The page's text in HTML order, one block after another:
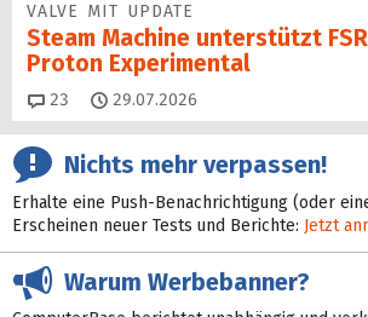
VALVE MIT UPDATE
Steam Machine unterstützt
Proton Experimental
23 Kommentare
29.07.2026
Nichts mehr verpassen!
Erhalte eine Push-Benachrichtigung (oder
Erscheinen neuer Tests und Berichte: Jetzt
Warum Werbebanner?